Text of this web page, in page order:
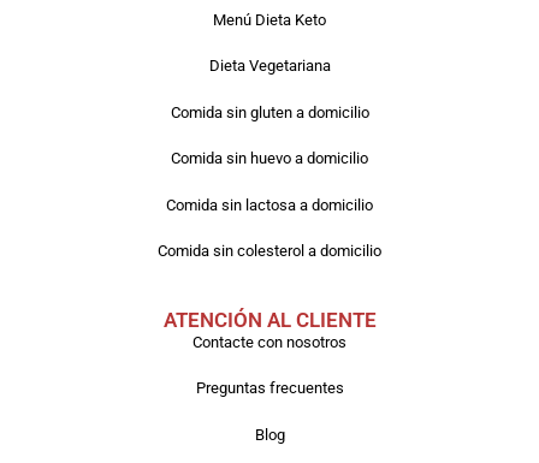
Menú Dieta Keto
Dieta Vegetariana
Comida sin gluten a domicilio
Comida sin huevo a domicilio
Comida sin lactosa a domicilio
Comida sin colesterol a domicilio
ATENCIÓN AL CLIENTE
Contacte con nosotros
Preguntas frecuentes
Blog